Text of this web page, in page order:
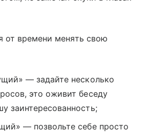
от времени менять свою
— задайте несколько
это оживит беседу
заинтересованность;
— позвольте себе просто